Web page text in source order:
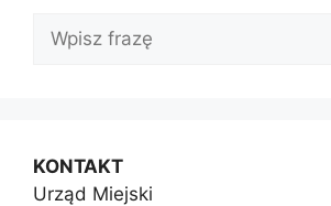
KONTAKT
Urząd Miejski